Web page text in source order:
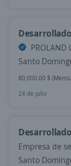
PROLAND
Santo
80,000.00 $
24 de julio
Empresa de
Santo